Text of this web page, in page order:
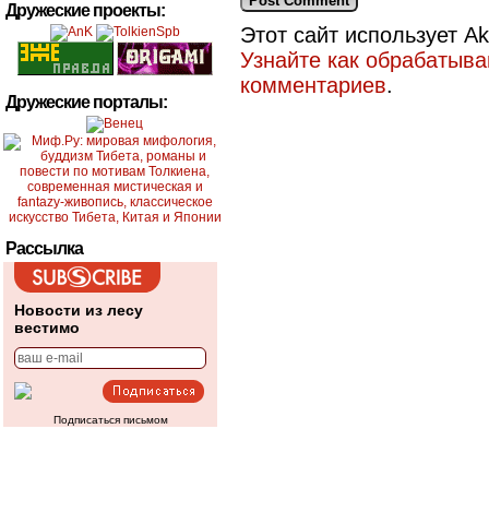
Дружеские проекты:
Дружеские порталы:
Рассылка
Новости из лесу
вестимо
Подписаться письмом
Этот сайт использует
Узнайте как
комментариев.